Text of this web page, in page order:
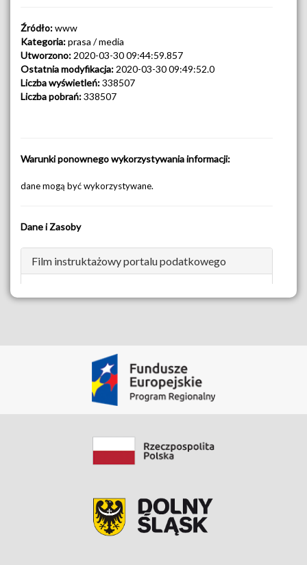
Źródło:www
Kategoria:prasa / media
Utworzono: 2020-03-30 09:44:59.857
Ostatnia modyfikacja: 2020-03-30 09:49:52.0
Liczba wyświetleń:338507
Liczba pobrań:338507
Warunki ponownego wykorzystywania informacji:
dane mogą być wykorzystywane.
Dane i Zasoby
Film instruktażowy portalu podatkowego
Zobacz zasób